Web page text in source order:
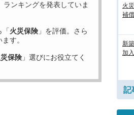
ランキングを発表していま
「火災保険 」を評価。さら
す。
保険 」選びにお役立てく
火
補
新
加
記